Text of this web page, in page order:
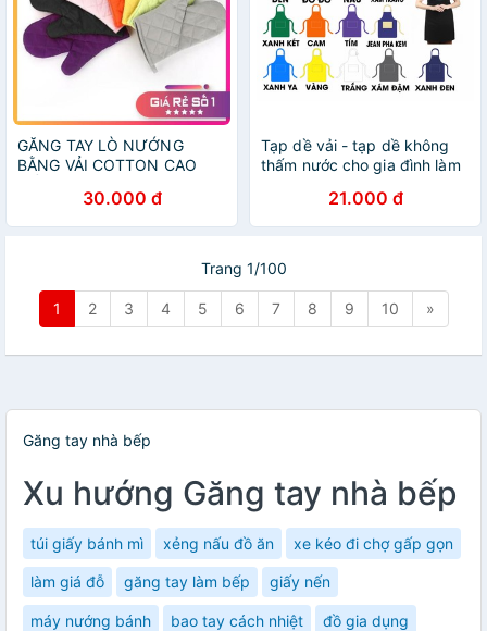
GĂNG TAY LÒ NƯỚNG
BẰNG VẢI COTTON CAO
30.000 đ
Tạp dề vải - tạp dề không
thấm nước cho gia đình làm
21.000 đ
Trang 1/100
1 2 3 4 5 6 7 8 9 10 »
Găng tay nhà bếp
Xu hướng Găng tay nhà bếp
túi giấy bánh mì xẻng nấu đồ ăn xe kéo đi chợ gấp gọn
làm giá đỗ găng tay làm bếp giấy nến
máy nướng bánh bao tay cách nhiệt đồ gia dụng